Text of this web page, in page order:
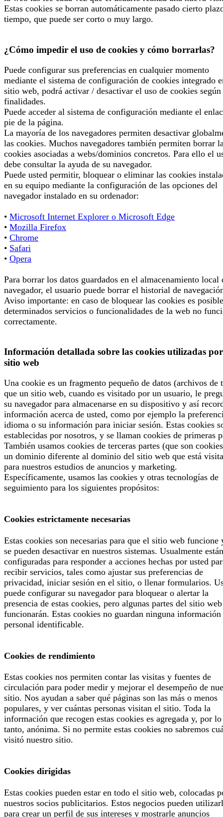
Estas cookies se borran automáticamente pasado cierto
tiempo, que puede ser corto o muy largo.
¿Cómo impedir el uso de cookies y cómo borrarlas?
Puede configurar sus preferencias en cualquier momento
mediante el sistema de configuración de cookies integrado
sitio web, podrá activar / desactivar el uso de cookies según
finalidades.
Puede acceder al sistema de configuración mediante el
pie de la página.
La mayoría de los navegadores permiten desactivar
las cookies. Muchos navegadores también permiten borrar
cookies asociadas a webs/dominios concretos. Para ello el
debe consultar la ayuda de su navegador.
Puede usted permitir, bloquear o eliminar las cookies
en su equipo mediante la configuración de las opciones del
navegador instalado en su ordenador:
• Microsoft Internet Explorer o Microsoft Edge
• Mozilla Firefox
• Chrome
• Safari
• Opera
Para borrar los datos guardados en el almacenamiento local
navegador, el usuario puede borrar el historial de
Aviso importante: en caso de bloquear las cookies es
determinados servicios o funcionalidades de la web no
correctamente.
Información detallada sobre las cookies utilizadas por
sitio web
Una cookie es un fragmento pequeño de datos (archivos de
que un sitio web, cuando es visitado por un usuario, le
su navegador para almacenarse en su dispositivo y así
información acerca de usted, como por ejemplo la
idioma o su información para iniciar sesión. Estas cookies
establecidas por nosotros, y se llaman cookies de primeras
También usamos cookies de terceras partes (que son
un dominio diferente al dominio del sitio web que está
para nuestros estudios de anuncios y marketing.
Específicamente, usamos las cookies y otras tecnologías de
seguimiento para los siguientes propósitos:
Cookies estrictamente necesarias
Estas cookies son necesarias para que el sitio web funcione
se pueden desactivar en nuestros sistemas. Usualmente están
configuradas para responder a acciones hechas por usted
recibir servicios, tales como ajustar sus preferencias de
privacidad, iniciar sesión en el sitio, o llenar formularios.
puede configurar su navegador para bloquear o alertar la
presencia de estas cookies, pero algunas partes del sitio
funcionarán. Estas cookies no guardan ninguna información
personal identificable.
Cookies de rendimiento
Estas cookies nos permiten contar las visitas y fuentes de
circulación para poder medir y mejorar el desempeño de
sitio. Nos ayudan a saber qué páginas son las más o menos
populares, y ver cuántas personas visitan el sitio. Toda la
información que recogen estas cookies es agregada y, por lo
tanto, anónima. Si no permite estas cookies no sabremos
visitó nuestro sitio.
Cookies dirigidas
Estas cookies pueden estar en todo el sitio web, colocadas
nuestros socios publicitarios. Estos negocios pueden
para crear un perfil de sus intereses y mostrarle anuncios